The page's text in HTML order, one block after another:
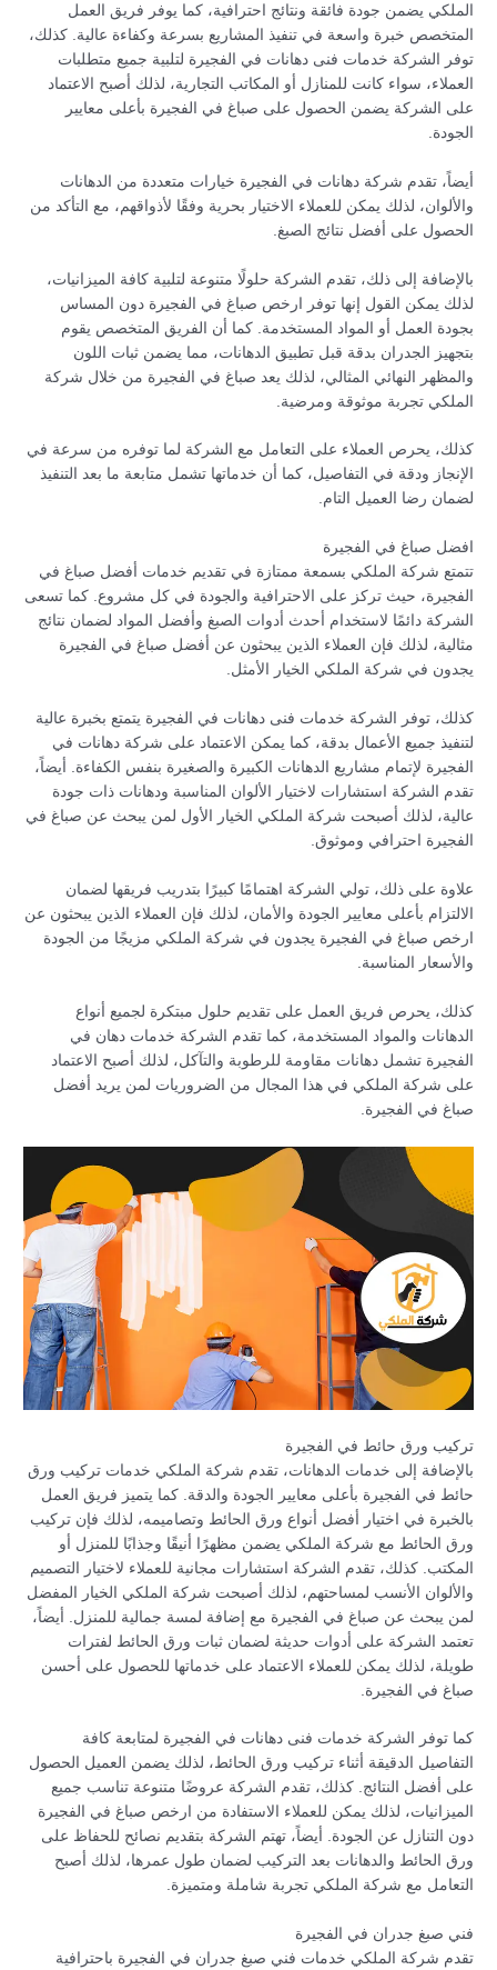
الملكي يضمن جودة فائقة ونتائج احترافية، كما يوفر فريق العمل
المتخصص خبرة واسعة في تنفيذ المشاريع بسرعة وكفاءة عالية. كذلك،
توفر الشركة خدمات فنى دهانات في الفجيرة لتلبية جميع متطلبات
العملاء، سواء كانت للمنازل أو المكاتب التجارية، لذلك أصبح الاعتماد
على الشركة يضمن الحصول على صباغ في الفجيرة بأعلى معايير
الجودة.
أيضاً، تقدم شركة دهانات في الفجيرة خيارات متعددة من الدهانات
والألوان، لذلك يمكن للعملاء الاختيار بحرية وفقًا لأذواقهم، مع التأكد من
الحصول على أفضل نتائج الصبغ.
بالإضافة إلى ذلك، تقدم الشركة حلولًا متنوعة لتلبية كافة الميزانيات،
لذلك يمكن القول إنها توفر ارخص صباغ في الفجيرة دون المساس
بجودة العمل أو المواد المستخدمة. كما أن الفريق المتخصص يقوم
بتجهيز الجدران بدقة قبل تطبيق الدهانات، مما يضمن ثبات اللون
والمظهر النهائي المثالي، لذلك يعد صباغ في الفجيرة من خلال شركة
الملكي تجربة موثوقة ومرضية.
كذلك، يحرص العملاء على التعامل مع الشركة لما توفره من سرعة في
الإنجاز ودقة في التفاصيل، كما أن خدماتها تشمل متابعة ما بعد التنفيذ
لضمان رضا العميل التام.
افضل صباغ في الفجيرة
تتمتع شركة الملكي بسمعة ممتازة في تقديم خدمات أفضل صباغ في
الفجيرة، حيث تركز على الاحترافية والجودة في كل مشروع. كما تسعى
الشركة دائمًا لاستخدام أحدث أدوات الصبغ وأفضل المواد لضمان نتائج
مثالية، لذلك فإن العملاء الذين يبحثون عن أفضل صباغ في الفجيرة
يجدون في شركة الملكي الخيار الأمثل.
كذلك، توفر الشركة خدمات فنى دهانات في الفجيرة يتمتع بخبرة عالية
لتنفيذ جميع الأعمال بدقة، كما يمكن الاعتماد على شركة دهانات في
الفجيرة لإتمام مشاريع الدهانات الكبيرة والصغيرة بنفس الكفاءة. أيضاً،
تقدم الشركة استشارات لاختيار الألوان المناسبة ودهانات ذات جودة
عالية، لذلك أصبحت شركة الملكي الخيار الأول لمن يبحث عن صباغ في
الفجيرة احترافي وموثوق.
علاوة على ذلك، تولي الشركة اهتمامًا كبيرًا بتدريب فريقها لضمان
الالتزام بأعلى معايير الجودة والأمان، لذلك فإن العملاء الذين يبحثون عن
ارخص صباغ في الفجيرة يجدون في شركة الملكي مزيجًا من الجودة
والأسعار المناسبة.
كذلك، يحرص فريق العمل على تقديم حلول مبتكرة لجميع أنواع
الدهانات والمواد المستخدمة، كما تقدم الشركة خدمات دهان في
الفجيرة تشمل دهانات مقاومة للرطوبة والتآكل، لذلك أصبح الاعتماد
على شركة الملكي في هذا المجال من الضروريات لمن يريد أفضل
صباغ في الفجيرة.
تركيب ورق حائط في الفجيرة
بالإضافة إلى خدمات الدهانات، تقدم شركة الملكي خدمات تركيب ورق
حائط في الفجيرة بأعلى معايير الجودة والدقة. كما يتميز فريق العمل
بالخبرة في اختيار أفضل أنواع ورق الحائط وتصاميمه، لذلك فإن تركيب
ورق الحائط مع شركة الملكي يضمن مظهرًا أنيقًا وجذابًا للمنزل أو
المكتب. كذلك، تقدم الشركة استشارات مجانية للعملاء لاختيار التصميم
والألوان الأنسب لمساحتهم، لذلك أصبحت شركة الملكي الخيار المفضل
لمن يبحث عن صباغ في الفجيرة مع إضافة لمسة جمالية للمنزل. أيضاً،
تعتمد الشركة على أدوات حديثة لضمان ثبات ورق الحائط لفترات
طويلة، لذلك يمكن للعملاء الاعتماد على خدماتها للحصول على أحسن
صباغ في الفجيرة.
كما توفر الشركة خدمات فنى دهانات في الفجيرة لمتابعة كافة
التفاصيل الدقيقة أثناء تركيب ورق الحائط، لذلك يضمن العميل الحصول
على أفضل النتائج. كذلك، تقدم الشركة عروضًا متنوعة تناسب جميع
الميزانيات، لذلك يمكن للعملاء الاستفادة من ارخص صباغ في الفجيرة
دون التنازل عن الجودة. أيضاً، تهتم الشركة بتقديم نصائح للحفاظ على
ورق الحائط والدهانات بعد التركيب لضمان طول عمرها، لذلك أصبح
التعامل مع شركة الملكي تجربة شاملة ومتميزة.
فني صبغ جدران في الفجيرة
تقدم شركة الملكي خدمات فني صبغ جدران في الفجيرة باحترافية